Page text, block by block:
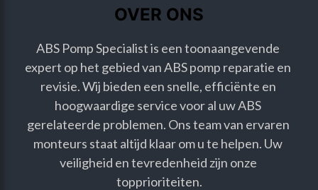
OVER ONS
ABS Pomp Specialist is een toonaangevende
expert op het gebied van ABS pomp reparatie en
revisie. Wij bieden een snelle, efficiënte en
hoogwaardige service voor al uw ABS
gerelateerde problemen. Ons team van ervaren
monteurs staat altijd klaar om u te helpen. Uw
veiligheid en tevredenheid zijn onze
topprioriteiten.